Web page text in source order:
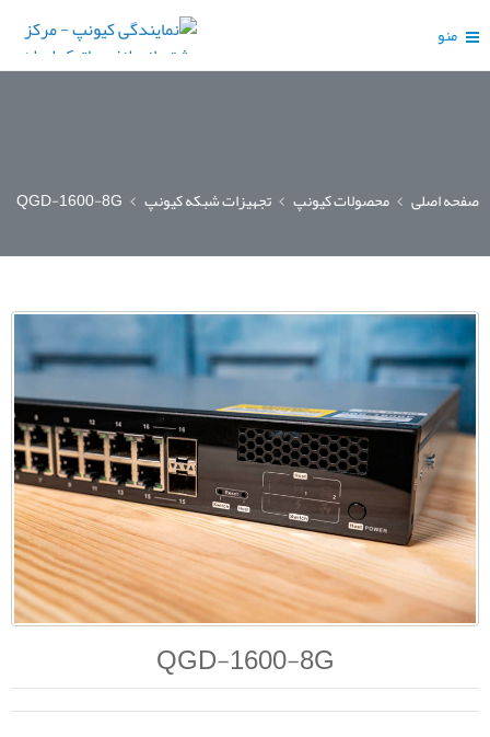
منو
صفحه اصلی محصولات کیونپ تجهیزات شبکه کیونپ QGD-1600-8G
QGD-1600-8G